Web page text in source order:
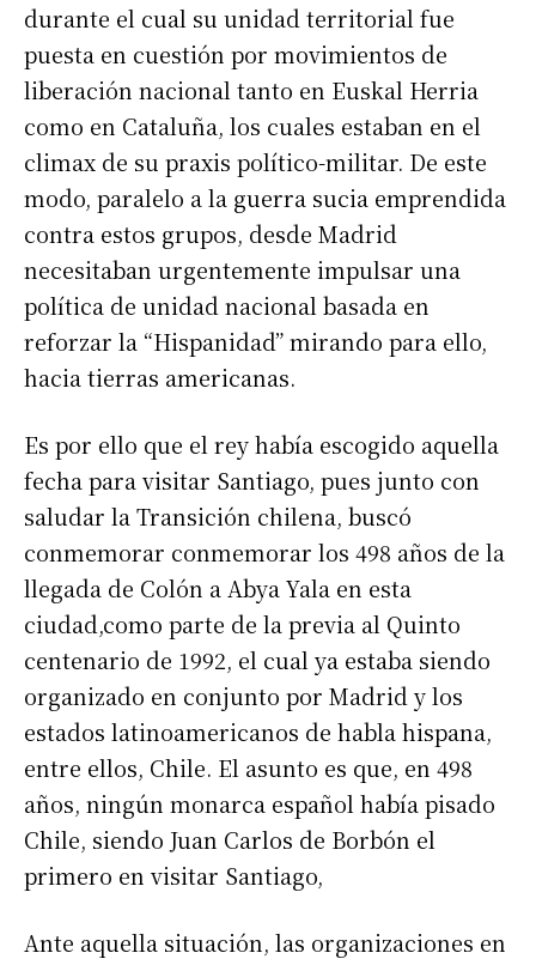
durante el cual su unidad territorial fue
puesta en cuestión por movimientos de
liberación nacional tanto en Euskal Herria
como en Cataluña, los cuales estaban en el
climax de su praxis político-militar. De este
modo, paralelo a la guerra sucia emprendida
contra estos grupos, desde Madrid
necesitaban urgentemente impulsar una
política de unidad nacional basada en
reforzar la “Hispanidad” mirando para ello,
hacia tierras americanas.
Es por ello que el rey había escogido aquella
fecha para visitar Santiago, pues junto con
saludar la Transición chilena, buscó
conmemorar conmemorar los 498 años de la
llegada de Colón a Abya Yala en esta
ciudad,como parte de la previa al Quinto
centenario de 1992, el cual ya estaba siendo
organizado en conjunto por Madrid y los
estados latinoamericanos de habla hispana,
entre ellos, Chile. El asunto es que, en 498
años, ningún monarca español había pisado
Chile, siendo Juan Carlos de Borbón el
primero en visitar Santiago,
Ante aquella situación, las organizaciones en